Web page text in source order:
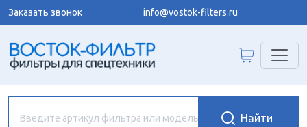
Заказать звонок info@vostok-filters.ru